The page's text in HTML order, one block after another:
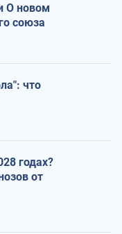
О новом
союза
что
годах?
от